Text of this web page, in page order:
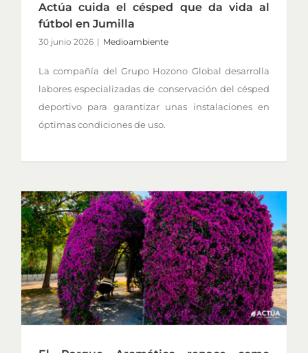
Actúa cuida el césped que da vida al
fútbol en Jumilla
30 junio 2026 | Medioambiente
La compañía del Grupo Hozono Global desarrolla
labores especializadas de conservación del césped
deportivo para garantizar unas instalaciones en
óptimas condiciones de uso.